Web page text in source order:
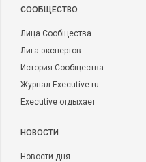
CООБЩЕСТВО
Лица Сообщества
Лига экспертов
История Сообщества
Журнал Executive.ru
Executive отдыхает
НОВОСТИ
Новости дня